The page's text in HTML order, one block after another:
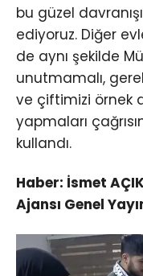
bu güzel
ediyoruz. Diğer
de aynı şekilde
unutmamalı,
ve çiftimizi örnek
yapmaları
kullandı.
Haber: İsmet
Ajansı Genel